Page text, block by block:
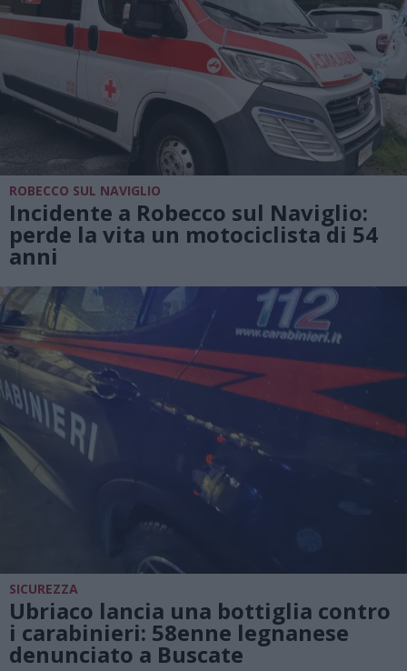
ROBECCO SUL NAVIGLIO
Incidente a Robecco sul Naviglio:
perde la vita un motociclista di 54
anni
SICUREZZA
Ubriaco lancia una bottiglia contro
i carabinieri: 58enne legnanese
denunciato a Buscate